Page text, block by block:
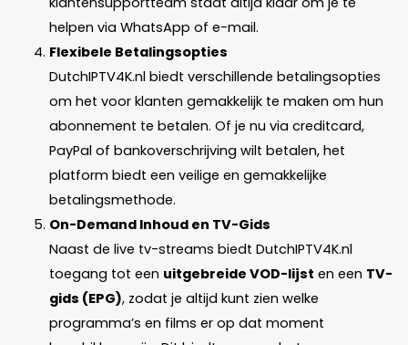
helpen via WhatsApp of e-mail.
Flexibele Betalingsopties
DutchIPTV4K.nl biedt verschillende betalingsopties
om het voor klanten gemakkelijk te maken om hun
abonnement te betalen. Of je nu via creditcard,
PayPal of bankoverschrijving wilt betalen, het
platform biedt een veilige en gemakkelijke
betalingsmethode.
On-Demand Inhoud en TV-Gids
Naast de live tv-streams biedt DutchIPTV4K.nl
toegang tot een uitgebreide VOD-lijst en een TV-
gids (EPG), zodat je altijd kunt zien welke
programma’s en films er op dat moment